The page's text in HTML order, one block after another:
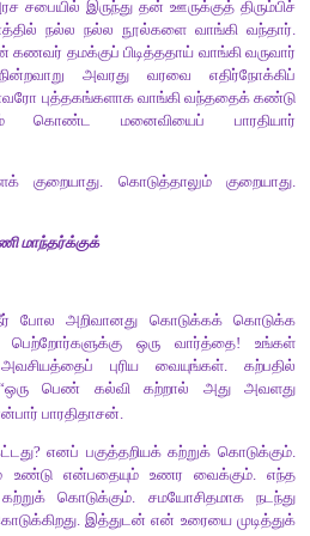
கல்வியைக் கற்றவன் எங்கும்
இல்லாமல் கற்றவரையும்
சிறந்தவராகக் கருதப்படுவர்.
தன் நாட்டில் மட்டுமே
இடங்களில் எல்லாம் சிறப்பு
என்னும் தலைப்பில் பேசுக.